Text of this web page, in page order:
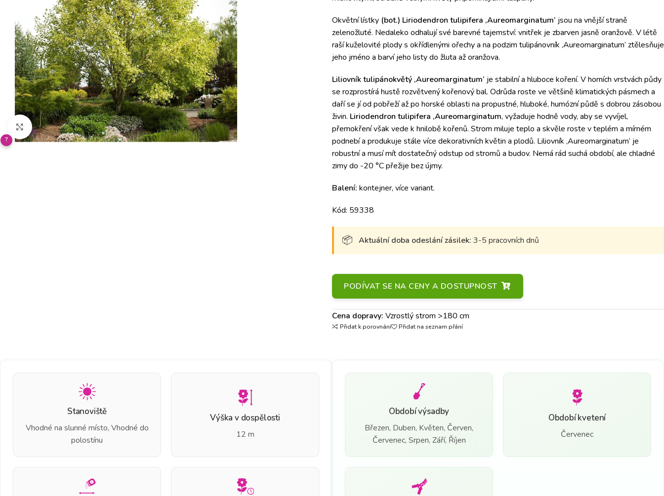
Klikněte pro zvětšení
?
Okvětní lístky (bot.) Liriodendron tulipifera ‚Aureomarginatum‘ jsou na vnější straně
zelenožluté. Nedaleko odhalují své barevné tajemství: vnitřek je zbarven jasně oranžově. V létě
raší kuželovité plody s okřídlenými ořechy a na podzim tulipánovník ‚Aureomarginatum‘ ztělesňuje
jeho jméno a barví jeho listy do žluta až oranžova.
Liliovník tulipánokvětý ‚Aureomarginatum‘ je stabilní a hluboce koření. V horních vrstvách půdy
se rozprostírá hustě rozvětvený kořenový bal. Odrůda roste ve většině klimatických pásmech a
daří se jí od pobřeží až po horské oblasti na propustné, hluboké, humózní půdě s dobrou zásobou
živin. Liriodendron tulipifera ‚Aureomarginatum‚ vyžaduje hodně vody, aby se vyvíjel,
přemokření však vede k hnilobě kořenů. Strom miluje teplo a skvěle roste v teplém a mírném
podnebí a produkuje stále více dekorativních květin a plodů. Liliovník ‚Aureomarginatum‘ je
robustní a musí mít dostatečný odstup od stromů a budov. Nemá rád suchá období, ale chladné
zimy do -20 °C přežije bez újmy.
Balení: kontejner, více variant.
Kód: 59338
Aktuální doba odeslání zásilek: 3-5 pracovních dnů
PODÍVAT SE NA CENY A DOSTUPNOST
Cena dopravy: Vzrostlý strom >180 cm
Přidat k porovnání Přidat na seznam přání
Stanoviště
Vhodné na slunné místo, Vhodné do
polostínu
Výška v dospělosti
12 m
Období výsadby
Březen, Duben, Květen, Červen,
Červenec, Srpen, Září, Říjen
Období kvetení
Červenec